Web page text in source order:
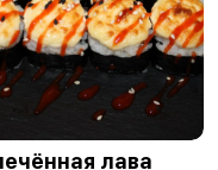
лава